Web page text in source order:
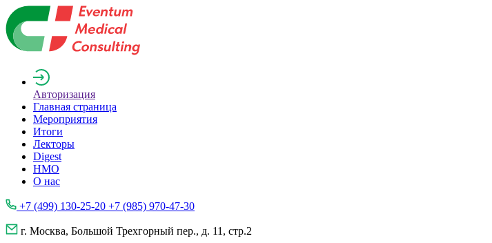
Авторизация
Главная страница
Мероприятия
Итоги
Лекторы
Digest
НМО
О нас
+7 (499) 130-25-20 +7 (985) 970-47-30
г. Москва, Большой Трехгорный пер., д. 11, стр.2